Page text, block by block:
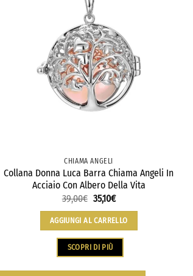
CHIAMA ANGELI
Collana Donna Luca Barra Chiama Angeli In
Acciaio Con Albero Della Vita
39,00€ 35,10€
AGGIUNGI AL CARRELLO
SCOPRI DI PIÙ